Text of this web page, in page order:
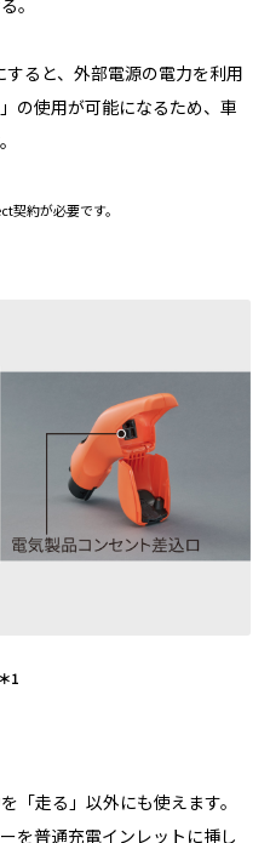
。
ると、外部電源の電力を利用
の使用が可能になるため、車
約が必要です。
＊1
「走る」以外にも使えます。
を普通充電インレットに挿し